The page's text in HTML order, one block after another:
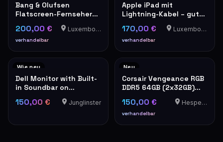
Bang & Olufsen
Flatscreen-Fernseher
mit rotem Lautsprecher
200,00 €
verhandelbar
Luxembourg-Cents
Apple iPad mit
Lightning-Kabel – guter
170,00 €
verhandelbar
Luxembourg-Cents
Wie neu
Dell Monitor with Built-
in Soundbar on
Adjustable Stand
150,00 € Junglinster
Neu
Corsair Vengeance RGB
DDR5 64GB (2x32GB)
150,00 €
verhandelbar
Hesperange